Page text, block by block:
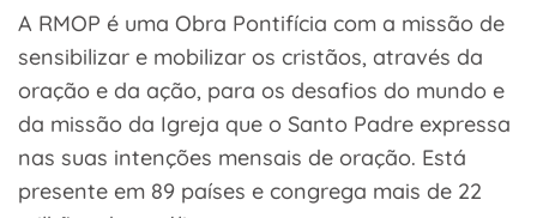
A RMOP é uma Obra Pontifícia com a missão de
sensibilizar e mobilizar os cristãos, através da
oração e da ação, para os desafios do mundo e
da missão da Igreja que o Santo Padre expressa
nas suas intenções mensais de oração. Está
presente em 89 países e congrega mais de 22